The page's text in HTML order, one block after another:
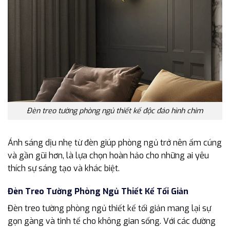
Đèn treo tường phòng ngủ thiết kế độc đáo hình chim
Ánh sáng dịu nhẹ từ đèn giúp phòng ngủ trở nên ấm cúng
và gần gũi hơn, là lựa chọn hoàn hảo cho những ai yêu
thích sự sáng tạo và khác biệt.
Đèn Treo Tường Phòng Ngủ Thiết Kế Tối Giản
Đèn treo tường phòng ngủ thiết kế tối giản mang lại sự
gọn gàng và tinh tế cho không gian sống. Với các đường